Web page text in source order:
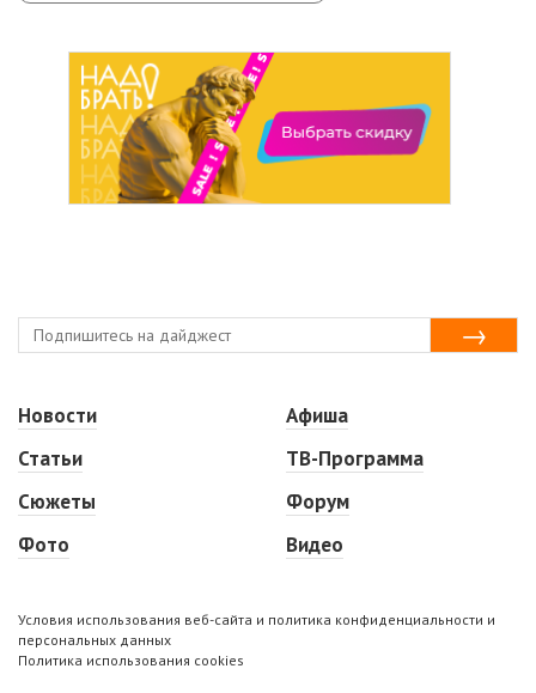
Новости
Статьи
Сюжеты
Фото
Афиша
ТВ-Программа
Форум
Видео
Условия использования веб-сайта и политика конфиденциальности и
персональных данных
Политика использования cookies